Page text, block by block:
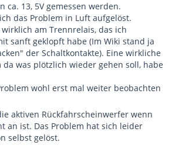
ca. 13, 5V gemessen werden.
das Problem in Luft aufgelöst.
am Trennrelais, das ich
sanft geklopft habe (Im Wiki stand ja
der Schaltkontakte). Eine wirkliche
da was plötzlich wieder gehen soll, habe
wohl erst mal weiter beobachten
aktiven Rückfahrscheinwerfer wenn
an ist. Das Problem hat sich leider
selbst gelöst.